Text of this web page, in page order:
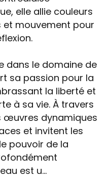
elle allie couleurs
et mouvement pour
dans le domaine de
sa passion pour la
la liberté et
à sa vie. À travers
œuvres dynamiques
et invitent les
pouvoir de la
est u...